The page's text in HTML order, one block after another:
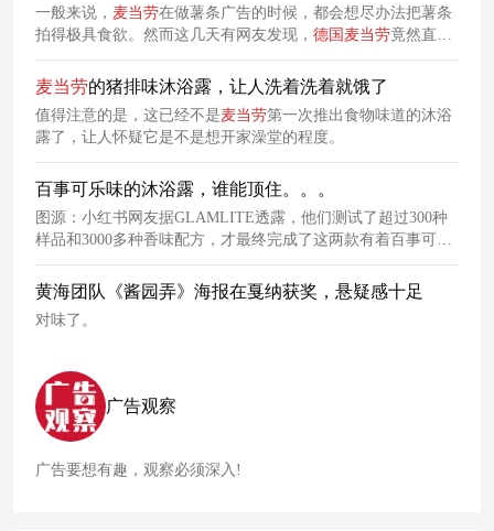
一般来说， 麦当劳在做薯条广告的时候，都会想尽办法把薯条
拍得极具食欲。然而这几天有网友发现， 德国 麦当劳竟然直接
用一个薯条空盒子打广告，画面中没有出现一根薯条？！事实
上，该广告牌中的薯条只是藏起来了。
麦当劳的猪排味沐浴露，让人洗着洗着就饿了
值得注意的是，这已经不是麦当劳第一次推出食物味道的沐浴
露了，让人怀疑它是不是想开家澡堂的程度。
百事可乐味的沐浴露，谁能顶住。。。
图源：小红书网友据GLAMLITE透露，他们测试了超过300种
样品和3000多种香味配方，才最终完成了这两款有着百事可乐
风味的产品，售价均为12美元。
黄海团队《酱园弄》海报在戛纳获奖，悬疑感十足
对味了。
广告观察
广告要想有趣，观察必须深入!